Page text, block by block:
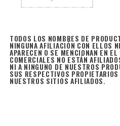
TODOS LOS NOMBRES DE
NINGUNA AFILIACIÓN CON ELLOS
APARECEN O SE MENCIONAN EN
COMERCIALES NO ESTÁN
NI A NINGUNO DE NUESTROS
SUS RESPECTIVOS
NUESTROS SITIOS AFILIADOS.